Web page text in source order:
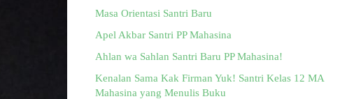
Masa Orientasi Santri Baru
Apel Akbar Santri PP Mahasina
Ahlan wa Sahlan Santri Baru PP Mahasina!
Kenalan Sama Kak Firman Yuk! Santri Kelas 12 MA
Mahasina yang Menulis Buku